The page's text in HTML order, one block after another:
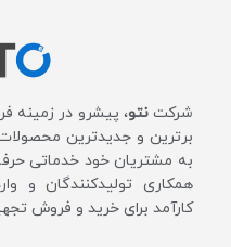
شرکتنتو، پیشرو در زمینه
برترین و جدیدترین
به مشتریان خود خدماتی
همکاری تولیدکنندگان و
کارآمد برای خرید و فروش